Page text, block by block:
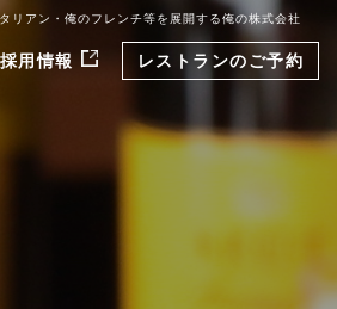
リアン・俺のフレンチ等を展開する俺の株式会社
採用情報 レストランのご予約